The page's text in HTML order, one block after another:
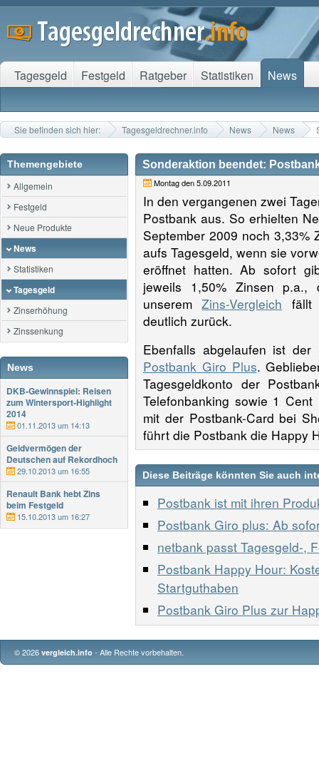
Sie befinden sich hier: Tagesgeldrechner.info News News
Themengebiete
Allgemein
Festgeld
Neue Produkte
News
Statistiken
Tagesgeld
Zinserhöhung
Zinssenkung
News
DKB-Gewinnspiel: Reisen
zum Wintersport-Highlight
2014
01.11.2013 um 14:13
Geldvermögen der
Deutschen auf Rekordhoch
29.10.2013 um 16:55
Renault Bank hebt Zins
beim Festgeld
15.10.2013 um 16:27
Sonderaktion beendet:
Montag den 5.09.2011
In den vergangenen zwei
Postbank aus. So erhielten
September 2009 noch 3,33%
aufs Tagesgeld, wenn sie
eröffnet hatten. Ab sofort
jeweils 1,50% Zinsen
unseremZins-Vergleich fällt
deutlich zurück.
Ebenfalls abgelaufen ist
Postbank Giro Plus.
Tagesgeldkonto der
Telefonbanking sowie 1
mit der Postbank-Card bei
führt die Postbank die Happy
Diese Beiträge könnten Sie auch
Postbank ist mit ihren
Postbank Giro plus: Ab
netbank passt Tagesgeld-,
Postbank Happy Hour:
Startguthaben
Postbank Giro Plus zur
Tagesgeld Festgeld Ratgeber Statistiken News
© 2026 vergleich.info - Alle Rechte vorbehalten.